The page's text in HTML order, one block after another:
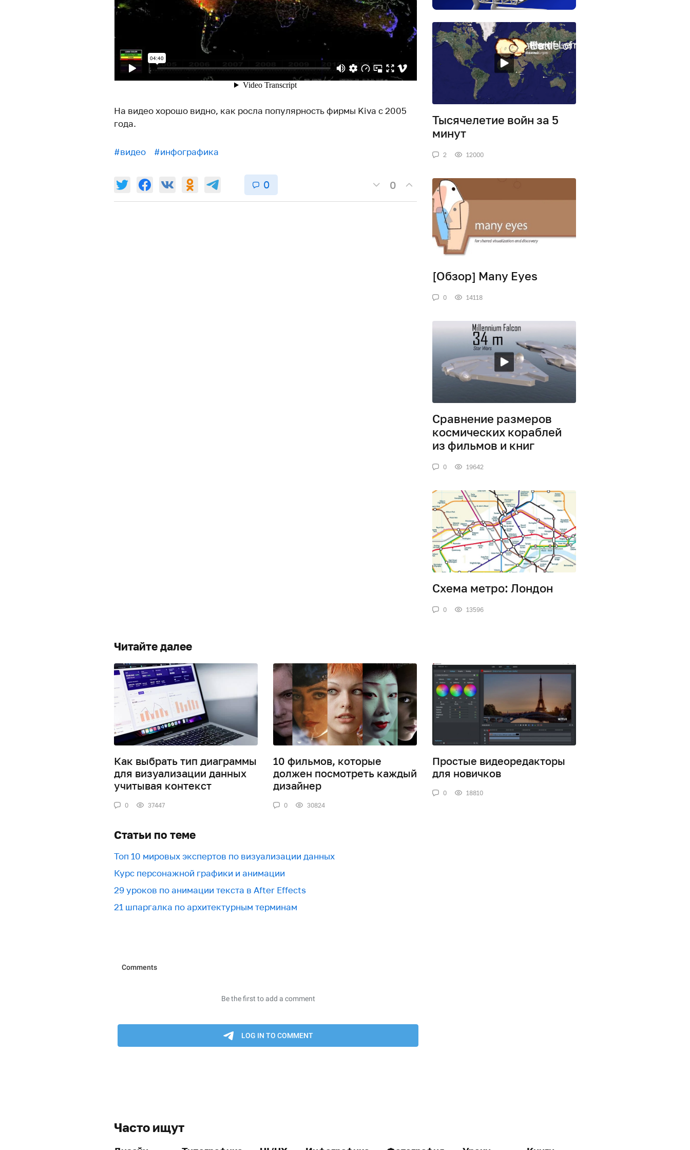
На видео хорошо видно, как росла популярность фирмы Kiva с 2005
года.
#видео #инфографика
0 0
Тысячелетие войн за 5
минут
2 12000
[Обзор] Many Eyes
0 14118
Сравнение размеров
космических кораблей
из фильмов и книг
0 19642
Схема метро: Лондон
0 13596
Читайте далее
Как выбрать тип диаграммы
для визуализации данных
учитывая контекст
0 37447
10 фильмов, которые
должен посмотреть каждый
дизайнер
0 30824
Простые видеоредакторы
для новичков
0 18810
Статьи по теме
Топ 10 мировых экспертов по визуализации данных
Курс персонажной графики и анимации
29 уроков по анимации текста в After Effects
21 шпаргалка по архитектурным терминам
Часто ищут